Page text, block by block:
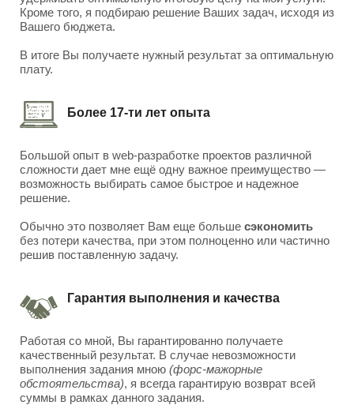
Кроме того, я подбираю решение Ваших задач, исходя из
Вашего бюджета.
В итоге Вы получаете нужный результат за оптимальную
плату.
Более 17-ти лет опыта
Большой опыт в web-разработке проектов различной
сложности дает мне ещё одну важное преимущество —
возможность выбирать самое быстрое и надежное
решение.
Обычно это позволяет Вам еще больше сэкономить
без потери качества, при этом полноценно или частично
решив поставленную задачу.
Гарантия выполнения и качества
Работая со мной, Вы гарантированно получаете
качественный результат. В случае невозможности
выполнения задания мною (форс-мажорные
обстоятельства), я всегда гарантирую возврат всей
суммы в рамках данного задания.